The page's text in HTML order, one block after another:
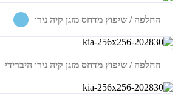
החלפה / שיפוץ מדחס מזגן קיה נירו
החלפה / שיפוץ מדחס מזגן קיה נירו היברידי